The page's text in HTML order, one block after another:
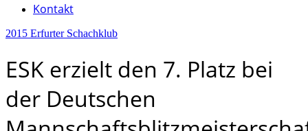
Kontakt
2015 Erfurter Schachklub
ESK erzielt den 7. Platz bei
der Deutschen